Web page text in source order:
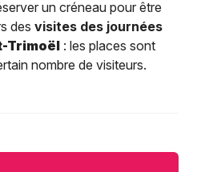
un créneau pour être
des visites des journées
Trimoël : les places sont
nombre de visiteurs.